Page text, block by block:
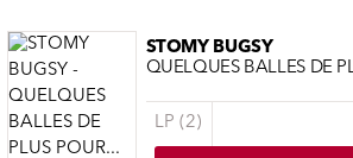
STOMY BUGSY
LP (2)